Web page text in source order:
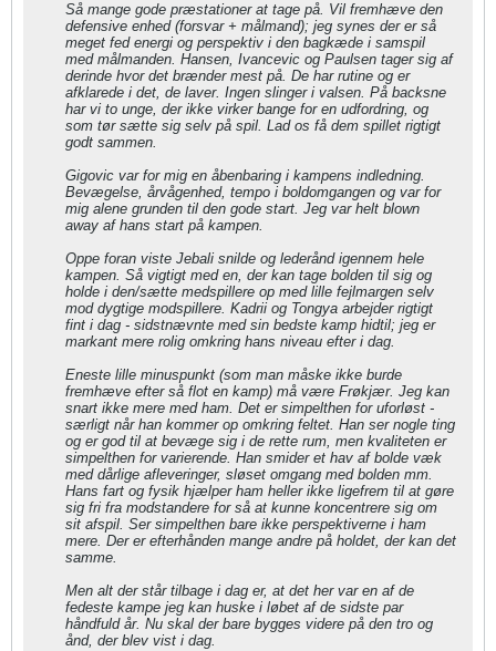
Så mange gode præstationer at tage på. Vil fremhæve den
defensive enhed (forsvar + målmand); jeg synes der er så
meget fed energi og perspektiv i den bagkæde i samspil
med målmanden. Hansen, Ivancevic og Paulsen tager sig af
derinde hvor det brænder mest på. De har rutine og er
afklarede i det, de laver. Ingen slinger i valsen. På backsne
har vi to unge, der ikke virker bange for en udfordring, og
som tør sætte sig selv på spil. Lad os få dem spillet rigtigt
godt sammen.
Gigovic var for mig en åbenbaring i kampens indledning.
Bevægelse, årvågenhed, tempo i boldomgangen og var for
mig alene grunden til den gode start. Jeg var helt blown
away af hans start på kampen.
Oppe foran viste Jebali snilde og lederånd igennem hele
kampen. Så vigtigt med en, der kan tage bolden til sig og
holde i den/sætte medspillere op med lille fejlmargen selv
mod dygtige modspillere. Kadrii og Tongya arbejder rigtigt
fint i dag - sidstnævnte med sin bedste kamp hidtil; jeg er
markant mere rolig omkring hans niveau efter i dag.
Eneste lille minuspunkt (som man måske ikke burde
fremhæve efter så flot en kamp) må være Frøkjær. Jeg kan
snart ikke mere med ham. Det er simpelthen for uforløst -
særligt når han kommer op omkring feltet. Han ser nogle ting
og er god til at bevæge sig i de rette rum, men kvaliteten er
simpelthen for varierende. Han smider et hav af bolde væk
med dårlige afleveringer, sløset omgang med bolden mm.
Hans fart og fysik hjælper ham heller ikke ligefrem til at gøre
sig fri fra modstandere for så at kunne koncentrere sig om
sit afspil. Ser simpelthen bare ikke perspektiverne i ham
mere. Der er efterhånden mange andre på holdet, der kan det
samme.
Men alt der står tilbage i dag er, at det her var en af de
fedeste kampe jeg kan huske i løbet af de sidste par
håndfuld år. Nu skal der bare bygges videre på den tro og
ånd, der blev vist i dag.